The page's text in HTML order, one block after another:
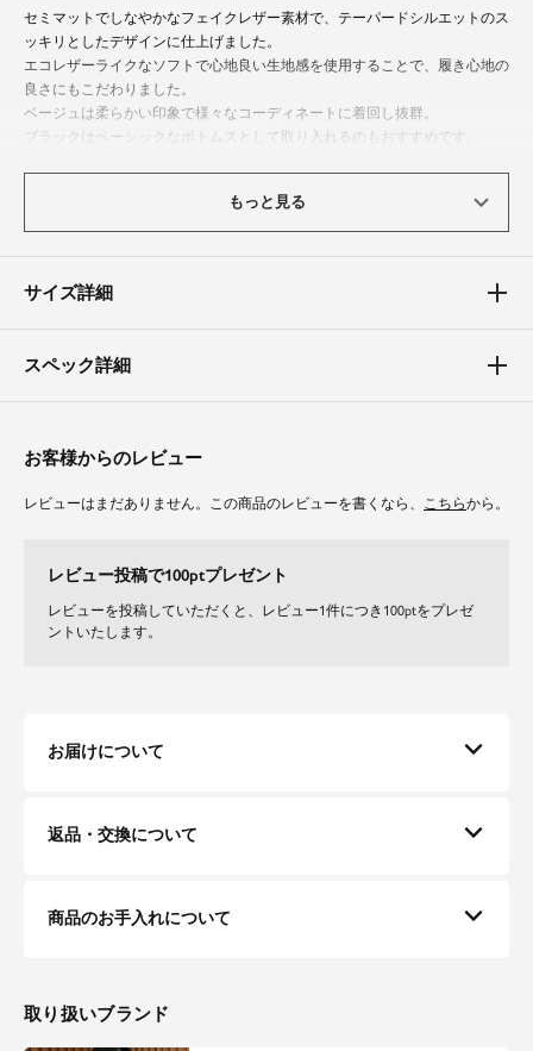
セミマットでしなやかなフェイクレザー素材で、テーパードシルエットのス
ッキリとしたデザインに仕上げました。
エコレザーライクなソフトで心地良い生地感を使用することで、履き心地の
良さにもこだわりました。
ベージュは柔らかい印象で様々なコーディネートに着回し抜群。
ブラックはベーシックなボトムスとして取り入れるのもおすすめです。
※湿った状態の摩擦で色移りすることがありますのでご注意ください。
※長時間水に浸す事は避け、洗濯後は速やかに形を整えて陰干しして下さ
後、保管してください。
【ウエスト】【ヒップ】
柔らかく動きやすいテーパードシルエットが美脚効果抜群。
素材
ソフトな生地感のフェイクレザーを使用。
ご自宅で洗えるのでデイリーにお召しいただけます。
い。
もっと見る
サイズ詳細
スペック詳細
お客様からのレビュー
レビューはまだありません。この商品のレビューを書くなら、 こちらから。
レビュー投稿で100ptプレゼント
レビューを投稿していただくと、レビュー1件につき100ptをプレゼ
ントいたします。
お届けについて
返品・交換について
商品のお手入れについて
取り扱いブランド